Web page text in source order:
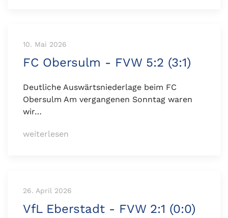
10. Mai 2026
FC Obersulm - FVW 5:2 (3:1)
Deutliche Auswärtsniederlage beim FC
Obersulm Am vergangenen Sonntag waren
wir…
weiterlesen
26. April 2026
VfL Eberstadt - FVW 2:1 (0:0)